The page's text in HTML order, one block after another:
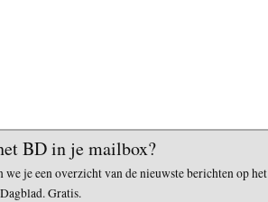
BD in je mailbox?
we je een overzicht van de nieuwste berichten op het
Gratis.